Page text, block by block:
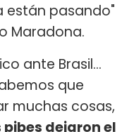
están pasando"
Maradona.
ante Brasil...
que
muchas cosas,
pibes dejaron el